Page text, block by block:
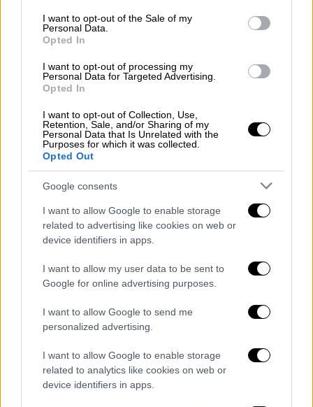
consent section.
I want to opt-out of the Sale of my
Personal Data.
Opted In
I want to opt-out of processing my
Personal Data for Targeted Advertising.
Opted In
I want to opt-out of Collection, Use,
Retention, Sale, and/or Sharing of my
Personal Data that Is Unrelated with the
Purposes for which it was collected.
Opted Out
Google consents
I want to allow Google to enable storage
related to advertising like cookies on web or
device identifiers in apps.
I want to allow my user data to be sent to
Google for online advertising purposes.
I want to allow Google to send me
personalized advertising.
I want to allow Google to enable storage
related to analytics like cookies on web or
device identifiers in apps.
petr1.jpg